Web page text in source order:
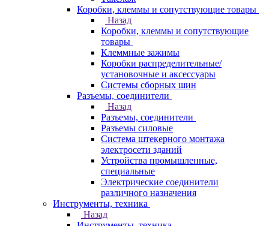
Коробки, клеммы и сопутствующие товары
Назад
Коробки, клеммы и сопутствующие
товары
Клеммные зажимы
Коробки распределительные/
установочные и аксессуары
Системы сборных шин
Разъемы, соединители
Назад
Разъемы, соединители
Разъемы силовые
Система штекерного монтажа
электросети зданий
Устройства промышленные,
специальные
Электрические соединители
различного назначения
Инструменты, техника
Назад